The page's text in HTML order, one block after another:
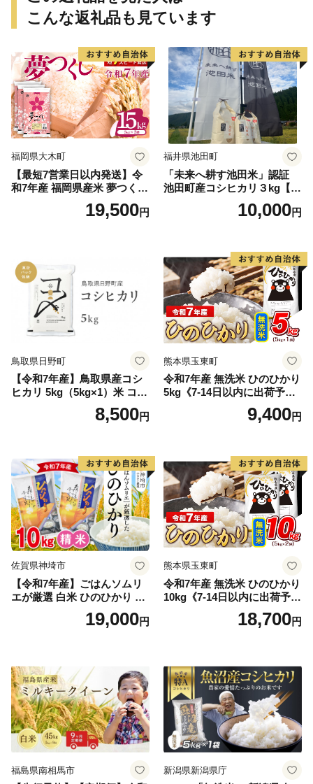
こんな返礼品も見ています
福岡県大木町
【最短7営業日以内発送】令
和7年産 福岡県産米 夢つくし
15kg 精米 ※北海道・沖縄・
19,500円
福井県池田町
「未来へ耕す池田米」認証
池田町産コシヒカリ３kg【お
1人様につき３セットまで】
10,000円
鳥取県日野町
【令和7年産】鳥取県産コシ
ヒカリ 5kg（5kg×1）米 コシ
ヒカリ こしひかり お米 白米
精米 5キロ おこめ こめ コメ
野町産 Elevation
8,500円
熊本県玉東町
令和7年産 無洗米 ひのひかり
5kg《7-14日以内に出荷予定
(土日祝除く)》コメ 米 無洗米
高レビュー｜人気米 熊本県
9,400円
佐賀県神埼市
【令和7年産】ごはんソムリ
エが厳選 白米 ひのひかり 10
米 10kg 5kg×2 ひのひかり ブ
19,000円
熊本県玉東町
令和7年産 無洗米 ひのひかり
10kg《7-14日以内に出荷予定
(土日祝除く)》コメ 米 無洗米
令和7年産 高レビュー｜人気
18,700円
福島県南相馬市 新潟県新潟県庁